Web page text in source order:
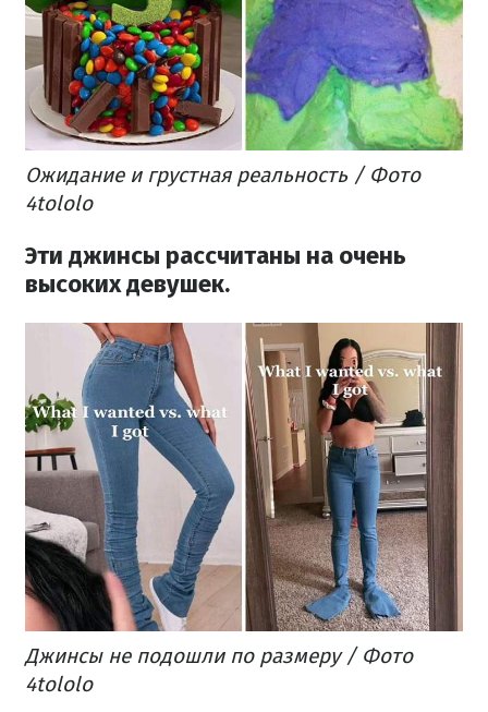
Ожидание и грустная реальность / Фото
4tololo
Эти джинсы рассчитаны на очень
высоких девушек.
Джинсы не подошли по размеру / Фото
4tololo